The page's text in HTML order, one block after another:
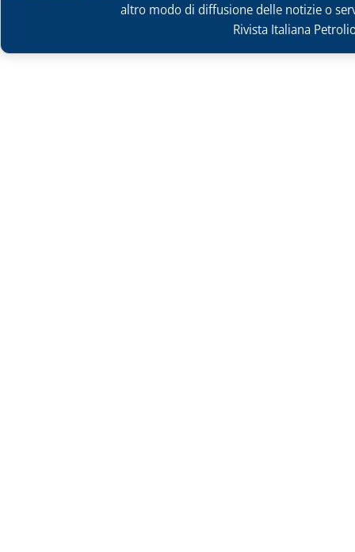
altro modo di diffusione delle notizie o
Rivista Italiana